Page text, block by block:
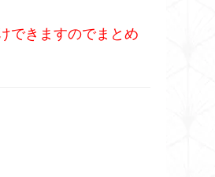
できますのでまとめ